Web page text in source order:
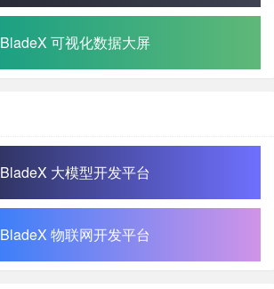
BladeX 可视化数据大屏
BladeX 大模型开发平台
BladeX 物联网开发平台